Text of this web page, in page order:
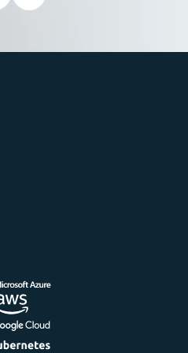
principales plataformas y